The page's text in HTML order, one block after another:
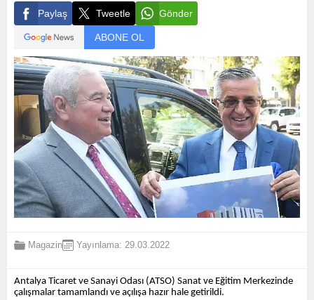
Paylaş Tweetle Gönder
ABONE OL
Magazin Yayınlama: 29.03.2022
Antalya Ticaret ve Sanayi Odası (ATSO) Sanat ve Eğitim Merkezinde
çalışmalar tamamlandı ve açılışa hazır hale getirildi.